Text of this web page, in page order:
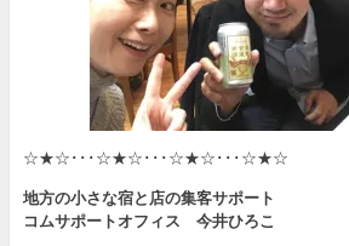
☆★☆･･･☆★☆･･･☆★☆･･･☆★☆
地方の小さな宿と店の集客サポート
コムサポートオフィス 今井ひろこ